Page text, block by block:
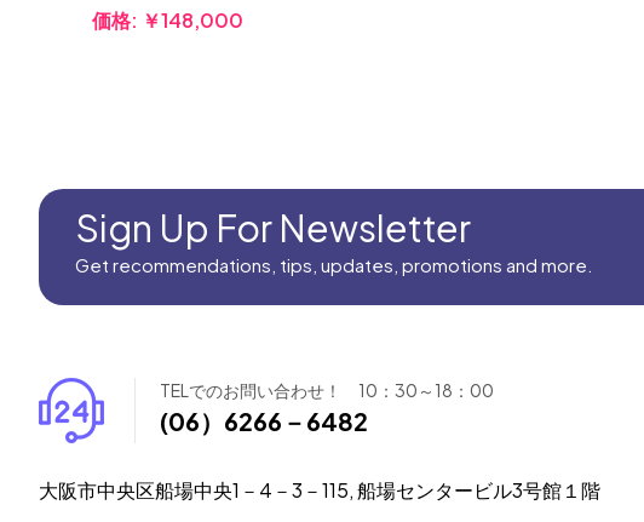
価格: ￥148,000
Sign Up For Newsletter
Get recommendations, tips, updates, promotions and more.
TELでのお問い合わせ！ 10：30～18：00
(06）6266－6482
大阪市中央区船場中央1－4－3－115, 船場センタービル3号館１階